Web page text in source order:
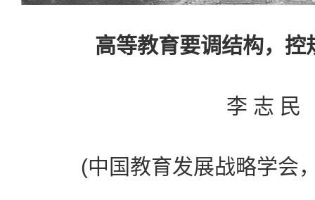
高等教育要调结构，控
李 志 民
(中国教育发展战略学会